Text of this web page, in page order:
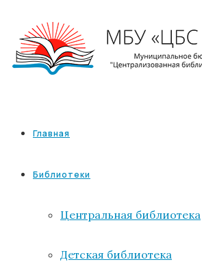
Главная
Библиотеки
Центральная библиотека
Детская библиотека